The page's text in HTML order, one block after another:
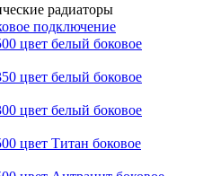
радиаторы
подключение
цвет белый боковое
цвет белый боковое
цвет белый боковое
цвет Титан боковое